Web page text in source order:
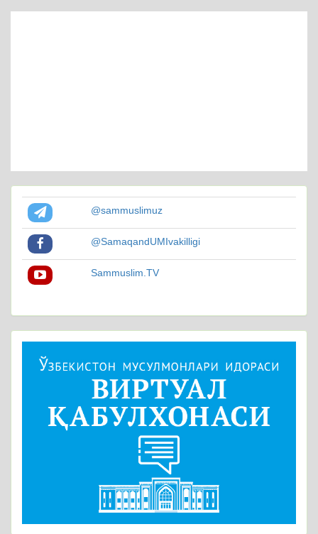
@sammuslimuz
@SamaqandUMIvakilligi
Sammuslim.TV